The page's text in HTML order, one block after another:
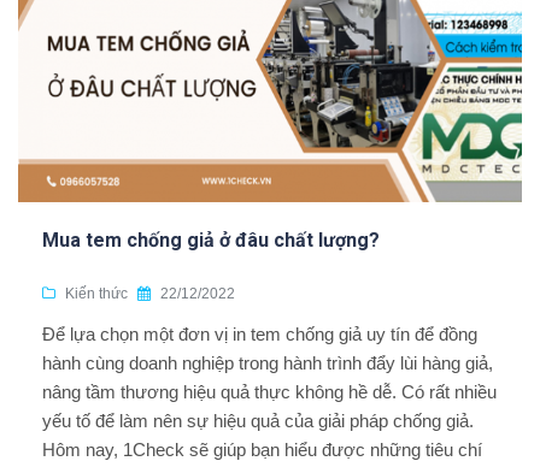
Mua tem chống giả ở đâu chất lượng?
Kiến thức 22/12/2022
Để lựa chọn một đơn vị in tem chống giả uy tín để đồng
hành cùng doanh nghiệp trong hành trình đẩy lùi hàng giả,
nâng tầm thương hiệu quả thực không hề dễ. Có rất nhiều
yếu tố để làm nên sự hiệu quả của giải pháp chống giả.
Hôm nay, 1Check sẽ giúp bạn hiểu được những tiêu chí